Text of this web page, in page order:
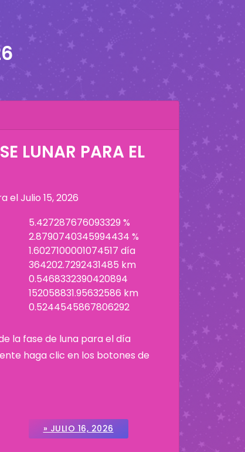
LUNAR PARA EL
elJulio 15, 2026
5.427287676093329 %
2.8790740345994434 %
1.6027100001074517 día
364202.7292431485 km
0.5468332390420894
152058831.95632586 km
0.5244545867806292
la fase de luna para el día
haga clic en los botones de
» JULIO 16, 2026